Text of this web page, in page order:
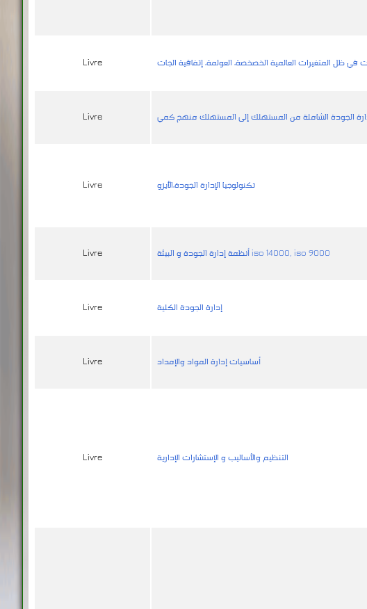
Livre في ظل المتغيرات العالمية الخصخصة، العولمة، إتفاقية الجات
Livre الجودة الشاملة من المستهلك إلى المستهلك منهج كمي
Livre تكنولوجيا الإدارة الجودة،الأيزو
Livre أنظمة إدارة الجودة و البيئة iso 14000, iso 9000
Livre إدارة الجودة الكلية
Livre أساسيات إدارة المواد والإمداد
Livre التنظيم والأساليب و الإستشارات الإدارية